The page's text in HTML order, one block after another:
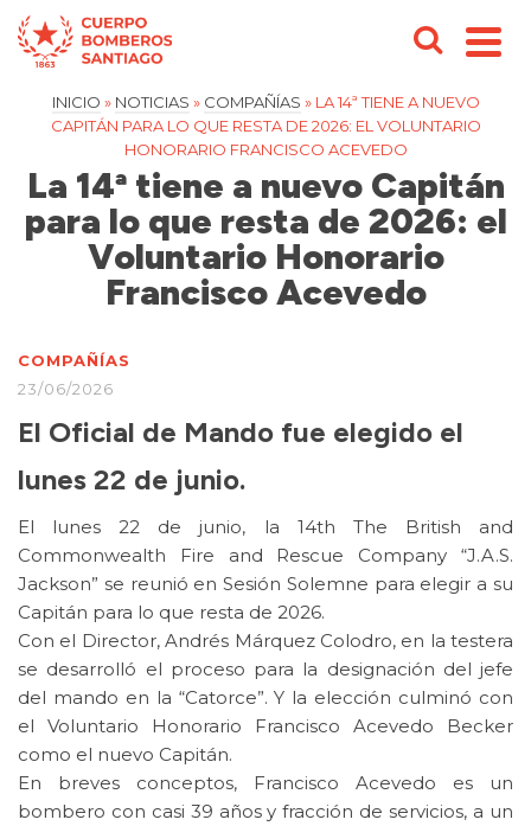
INICIO » NOTICIAS » COMPAÑÍAS » LA 14ª TIENE A NUEVO
CAPITÁN PARA LO QUE RESTA DE 2026: EL VOLUNTARIO
HONORARIO FRANCISCO ACEVEDO
La 14ª tiene a nuevo Capitán
para lo que resta de 2026: el
Voluntario Honorario
Francisco Acevedo
COMPAÑÍAS
23/06/2026
El Oficial de Mando fue elegido el
lunes 22 de junio.
El lunes 22 de junio, la 14th The British and
Commonwealth Fire and Rescue Company “J.A.S.
Jackson” se reunió en Sesión Solemne para elegir a su
Capitán para lo que resta de 2026.
Con el Director, Andrés Márquez Colodro, en la testera
se desarrolló el proceso para la designación del jefe
del mando en la “Catorce”. Y la elección culminó con
el Voluntario Honorario Francisco Acevedo Becker
como el nuevo Capitán.
En breves conceptos, Francisco Acevedo es un
bombero con casi 39 años y fracción de servicios, a un